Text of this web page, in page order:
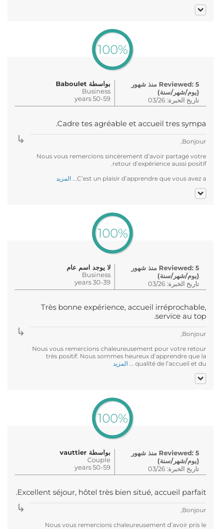
100%
بواسطة Baboulet
Business
50-59 years
Reviewed: 5 منذ شهور
(يوم/شهر/سنة)
تاريخ الخبرة: 03/26
Cadre tes agréable et accueil tres sympa.
Bonjour,
Nous vous remercions sincèrement d’avoir partagé votre
retour d’expérience aussi positif.
C’est un plaisir d’apprendre que vous avez a...
المزيد
100%
لا يوجد اسم عام
Business
30-39 years
Reviewed: 5 منذ شهور
(يوم/شهر/سنة)
تاريخ الخبرة: 03/26
Très bonne expérience, accueil irréprochable,
service au top.
Bonjour,
Nous vous remercions chaleureusement pour votre retour
très positif. Nous sommes heureux d’apprendre que la
qualité de l’accueil et du ...
المزيد
100%
بواسطة vauttier
Couple
50-59 years
Reviewed: 5 منذ شهور
(يوم/شهر/سنة)
تاريخ الخبرة: 03/26
Excellent séjour, hôtel très bien situé, accueil parfait.
Bonjour,
Nous vous remercions chaleureusement d’avoir pris le